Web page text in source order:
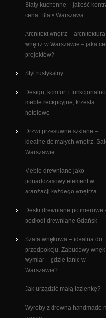
Blaty kuchenne – jakość
cena. Blaty Warszawa.
Architekt wnętrz – architektura
wnętrz w Warszawie – jaka
projektów?
Styl rustykalny
Design, komfort i
meble recepcyjne, krzesła
hotelowe
Drzwi przesuwne szklane –
idealne do małych wnętrz.
Warszawie
Meble drewniane jako
ponadczasowy element w
aranżacji każdego wnętrza
Deski drewniane polimerowe
podłogi drewniane Gdańsk
Szafa wnękowa – idealna do
przedpokoju. Zabudowy
wymiar – gdzie tanio w
Warszawie?
Jak urządzić małą łazienkę?
Wyroby z drewna handmade